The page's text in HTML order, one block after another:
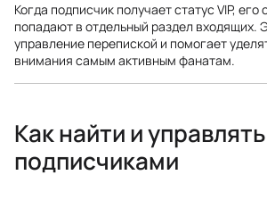
Когда подписчик получает статус VIP,
попадают в отдельный раздел входящих.
управление перепиской и помогает
внимания самым активным фанатам.
Как найти и
подписчиками